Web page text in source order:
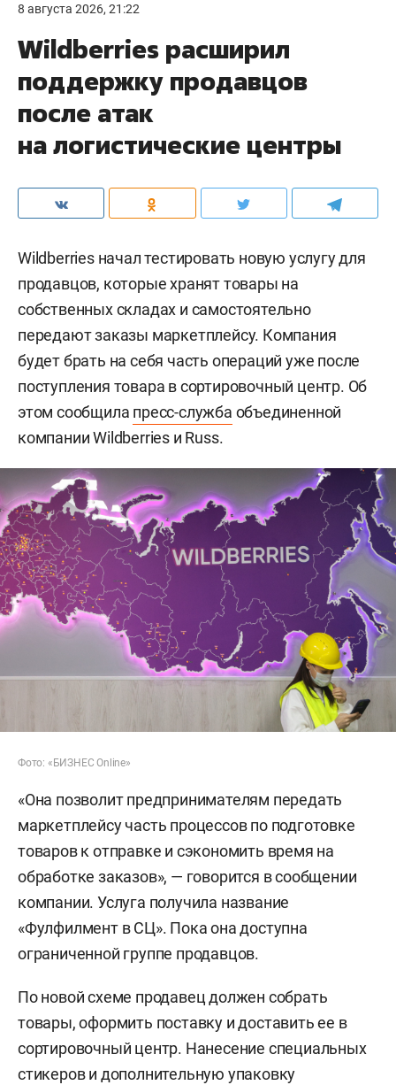
8 августа 2026, 21:22
Wildberries расширил
поддержку продавцов
после атак
на логистические центры
Wildberries начал тестировать новую услугу для
продавцов, которые хранят товары на
собственных складах и самостоятельно
передают заказы маркетплейсу. Компания
будет брать на себя часть операций уже после
поступления товара в сортировочный центр. Об
этом сообщила пресс-служба объединенной
компании Wildberries и Russ.
Фото: «БИЗНЕС Online»
«Она позволит предпринимателям передать
маркетплейсу часть процессов по подготовке
товаров к отправке и сэкономить время на
обработке заказов», — говорится в сообщении
компании. Услуга получила название
«Фулфилмент в СЦ». Пока она доступна
ограниченной группе продавцов.
По новой схеме продавец должен собрать
товары, оформить поставку и доставить ее в
сортировочный центр. Нанесение специальных
стикеров и дополнительную упаковку